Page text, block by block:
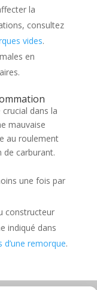
la
consultez
vides.
en
dans la
mauvaise
au roulement
carburant.
une fois par
constructeur
indiqué dans
remorque.